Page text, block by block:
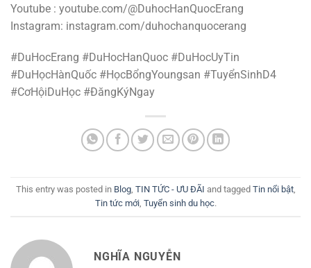
Youtube : youtube.com/@DuhocHanQuocErang
Instagram: instagram.com/duhochanquocerang
#DuHocErang #DuHocHanQuoc #DuHocUyTin
#DuHọcHànQuốc #HọcBổngYoungsan #TuyểnSinhD4
#CơHộiDuHọc #ĐăngKýNgay
This entry was posted in Blog, TIN TỨC - ƯU ĐÃI and tagged Tin nổi bật,
Tin tức mới, Tuyển sinh du học.
NGHĨA NGUYỄN